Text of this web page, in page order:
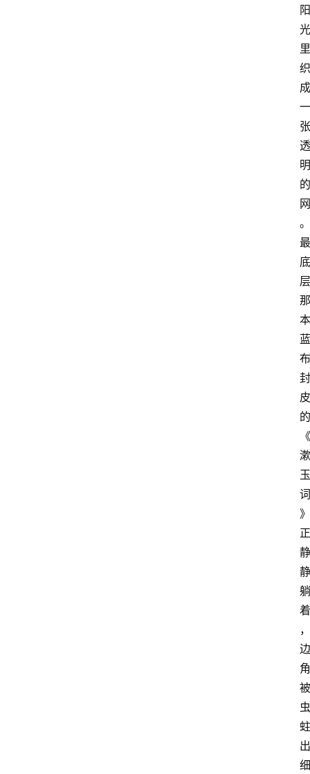
阳
光
里
织
成
一
张
透
明
的
网
。
最
底
层
那
本
蓝
布
封
皮
的
《
漱
玉
词
》
正
静
静
躺
着
，
边
角
被
虫
蛀
出
细